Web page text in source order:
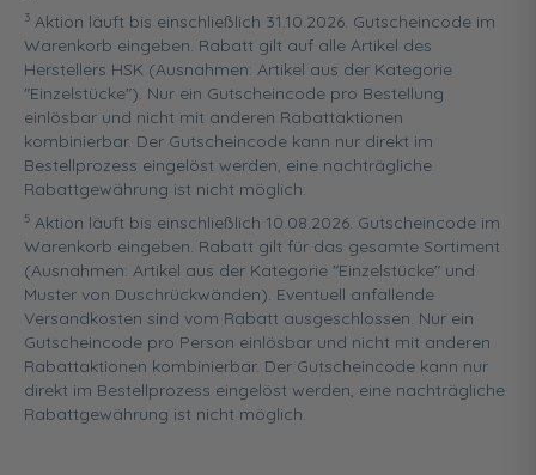
3 Aktion läuft bis einschließlich 31.10.2026. Gutscheincode im
Warenkorb eingeben. Rabatt gilt auf alle Artikel des
Herstellers HSK (Ausnahmen: Artikel aus der Kategorie
"Einzelstücke"). Nur ein Gutscheincode pro Bestellung
einlösbar und nicht mit anderen Rabattaktionen
kombinierbar. Der Gutscheincode kann nur direkt im
Bestellprozess eingelöst werden, eine nachträgliche
Rabattgewährung ist nicht möglich.
5 Aktion läuft bis einschließlich 10.08.2026. Gutscheincode im
Warenkorb eingeben. Rabatt gilt für das gesamte Sortiment
(Ausnahmen: Artikel aus der Kategorie "Einzelstücke" und
Muster von Duschrückwänden). Eventuell anfallende
Versandkosten sind vom Rabatt ausgeschlossen. Nur ein
Gutscheincode pro Person einlösbar und nicht mit anderen
Rabattaktionen kombinierbar. Der Gutscheincode kann nur
direkt im Bestellprozess eingelöst werden, eine nachträgliche
Rabattgewährung ist nicht möglich.